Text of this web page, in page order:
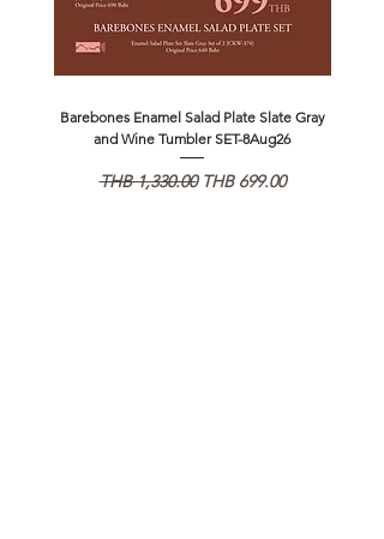
Barebones Enamel Salad Plate Slate Gray
and Wine Tumbler SET-8Aug26
通常価格
THB 1,330.00 セール価格
THB 699.00